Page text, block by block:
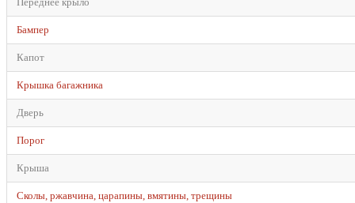
Бампер
Капот
Крышка багажника
Дверь
Порог
Крыша
Сколы, ржавчина, царапины, вмятины, трещины